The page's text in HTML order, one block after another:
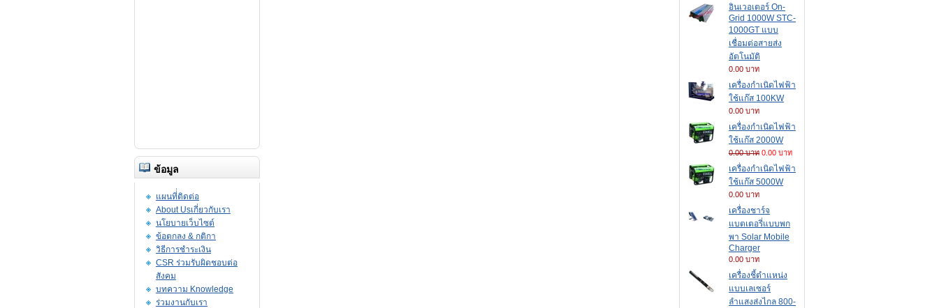
ข้อมูล
แผนที่่ติดต่อ
About Usเกี่ยวกับเรา
นโยบายเว็บไซต์
ข้อตกลง & กติกา
วิธีการชำระเงิน
CSR ร่วมรับผิดชอบต่อ
สังคม
บทความ Knowledge
ร่วมงานกับเรา
อินเวอเตอร์ On-
Grid 1000W STC-
1000GT แบบ
เชื่อมต่อสายส่ง
อัตโนมัติ
0.00 บาท
เครื่องกำเนิดไฟฟ้า
ใช้แก๊ส 100KW
0.00 บาท
เครื่องกำเนิดไฟฟ้า
ใช้แก๊ส 2000W
0.00 บาท 0.00 บาท
เครื่องกำเนิดไฟฟ้า
ใช้แก๊ส 5000W
0.00 บาท
เครื่องชาร์จ
แบตเตอรี่แบบพก
พา Solar Mobile
Charger
0.00 บาท
เครื่องชี้ตำแหน่ง
แบบเลเซอร์
ลำแสงส่งไกล 800-